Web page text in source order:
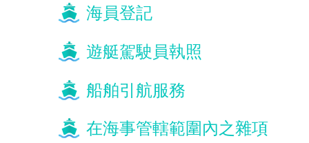
海員登記
遊艇駕駛員執照
船舶引航服務
在海事管轄範圍內之雜項